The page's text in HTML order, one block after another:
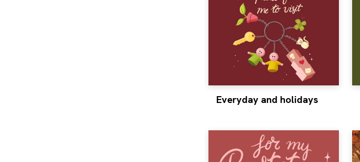
Everyday and holidays